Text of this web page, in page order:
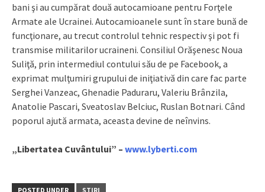
bani şi au cumpărat două autocamioane pentru Forţele
Armate ale Ucrainei. Autocamioanele sunt în stare bună de
funcţionare, au trecut controlul tehnic respectiv şi pot fi
transmise militarilor ucraineni. Consiliul Orăşenesc Noua
Suliţă, prin intermediul contului său de pe Facebook, a
exprimat mulţumiri grupului de iniţiativă din care fac parte
Serghei Vanzeac, Ghenadie Paduraru, Valeriu Brânzila,
Anatolie Pascari, Sveatoslav Belciuc, Ruslan Botnari. Când
poporul ajută armata, aceasta devine de neînvins.
„Libertatea Cuvântului” – www.lyberti.com
POSTED UNDER ȘTIRI